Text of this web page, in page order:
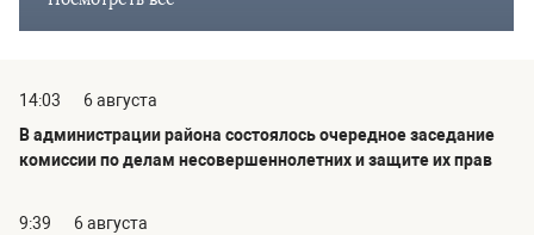
14:03
6 августа
В администрации района состоялось очередное заседание
комиссии по делам несовершеннолетних и защите их прав
9:39
6 августа